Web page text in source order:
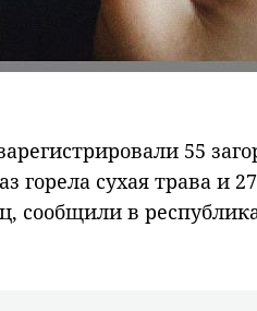
55
горела сухая трава и
сообщили в